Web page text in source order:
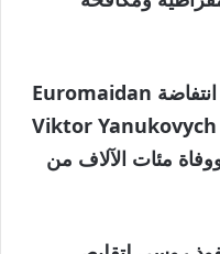
هذه هي التطلعات التي أدت إلى انتفاضة Euromaidan
وسقوط الرئيس الموالي لروسيا Viktor Yanukovych
ووفاة مئات الآلاف من